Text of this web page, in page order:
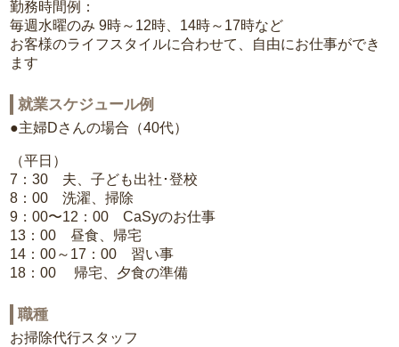
勤務時間例：
毎週水曜のみ 9時～12時、14時～17時など
お客様のライフスタイルに合わせて、自由にお仕事ができ
ます
就業スケジュール例
●主婦Dさんの場合（40代）
（平日）
7：30 夫、子ども出社･登校
8：00 洗濯、掃除
9：00〜12：00 CaSyのお仕事
13：00 昼食、帰宅
14：00～17：00 習い事
18：00 帰宅、夕食の準備
職種
お掃除代行スタッフ